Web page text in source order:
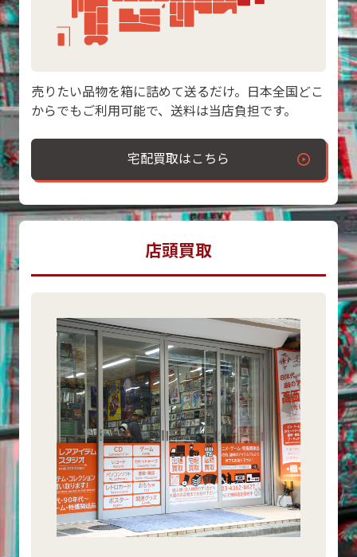
売りたい品物を箱に詰めて送るだけ。日本全国どこ
からでもご利用可能で、送料は当店負担です。
宅配買取はこちら
店頭買取